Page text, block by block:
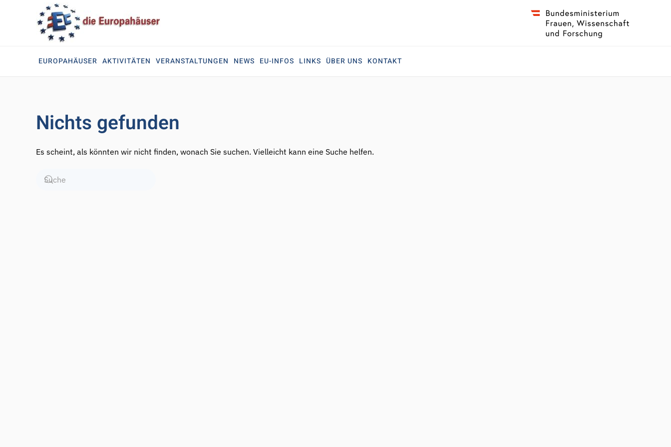
Zum Hauptinhalt springen
EUROPAHÄUSER AKTIVITÄTEN VERANSTALTUNGEN NEWS EU-INFOS LINKS ÜBER UNS KONTAKT
Nichts gefunden
Es scheint, als könnten wir nicht finden, wonach Sie suchen. Vielleicht kann eine Suche helfen.